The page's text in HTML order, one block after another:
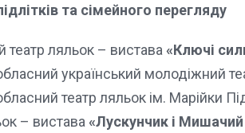
та сімейного перегляду
ляльок – вистава «Ключі
український молодіжний
театр ляльок ім. Марійки
– вистава «Лускунчик і